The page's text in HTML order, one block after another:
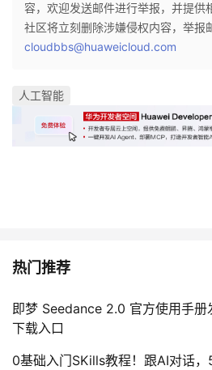
容，欢迎发送邮件进行举报，并提供
社区将立刻删除涉嫌侵权内容，举报
cloudbbs@huaweicloud.com
人工智能
热门推荐
即梦 Seedance 2.0 官方使用手册
下载入口
0基础入门SKills教程！跟AI对话